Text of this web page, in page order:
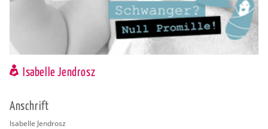
Isabelle Jendrosz
An­schrift
Isa­bel­le Jen­drosz